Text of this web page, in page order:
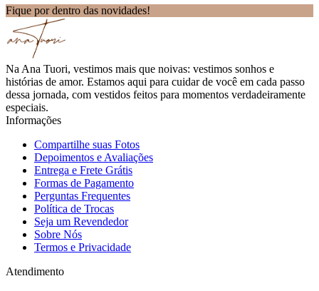
Fique por dentro das novidades!
Na Ana Tuori, vestimos mais que noivas: vestimos sonhos e
histórias de amor. Estamos aqui para cuidar de você em cada passo
dessa jornada, com vestidos feitos para momentos verdadeiramente
especiais.
Informações
Compartilhe suas Fotos
Depoimentos e Avaliações
Entrega e Frete Grátis
Formas de Pagamento
Perguntas Frequentes
Política de Trocas
Seja um Revendedor
Sobre Nós
Termos e Privacidade
Atendimento